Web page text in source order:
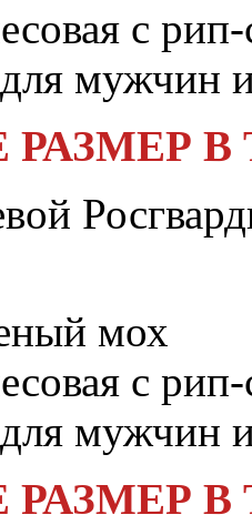
с
мужчин
В
мох
с
мужчин
В